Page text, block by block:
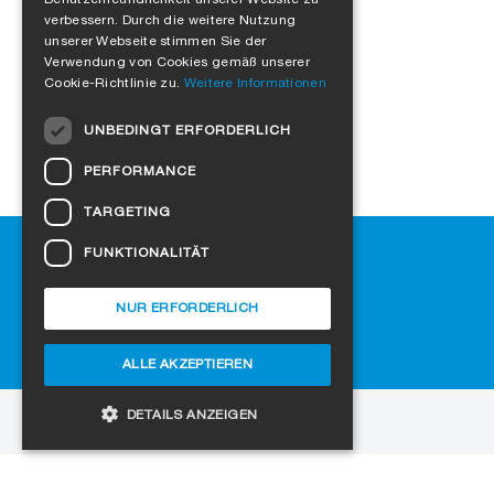
Mehr laden
Hilfe
SIGA-Fachhändler finden
Häufig gestellte Fragen
Cookie-Einstellungen
FRENCH
DANISH
LATVIAN
LITHUANIAN
verbessern. Durch die weitere Nutzung
unserer Webseite stimmen Sie der
Verwendung von Cookies gemäß unserer
Cookie-Richtlinie zu. Weitere Informationen
UNBEDINGT ERFORDERLICH
PERFORMANCE
TARGETING
FUNKTIONALITÄT
ALLE AKZEPTIEREN
NUR ERFORDERLICH
DETAILS ANZEIGEN